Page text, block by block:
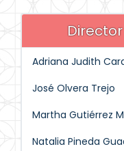
Adriana Judith
José Olvera Trejo
Martha Gutiérrez
Natalia Pineda